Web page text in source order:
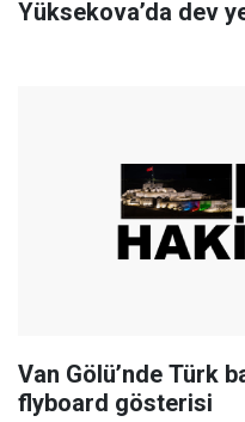
Yüksekova’da dev
Van Gölü’nde Türk
flyboard gösterisi